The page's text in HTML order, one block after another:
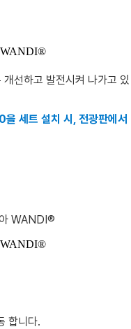
선하고 발전시켜 나가고 있
세트 설치 시, 전광판에서
합니다.